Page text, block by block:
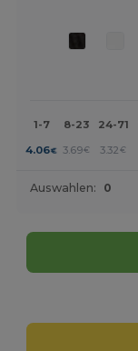
1-7 8-23 24-71
4.06€ 3.69€ 3.32 €
Auswahlen: 0